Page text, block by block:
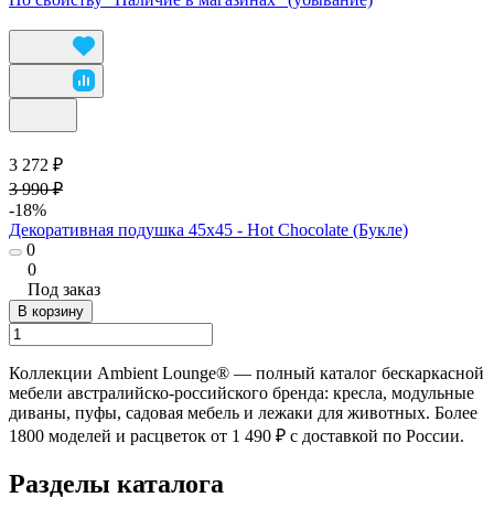
3 272 ₽
3 990 ₽
-18%
Декоративная подушка 45х45 - Hot Chocolate (Букле)
0
0
Под заказ
В корзину
Коллекции Ambient Lounge® — полный каталог бескаркасной
мебели австралийско-российского бренда: кресла, модульные
диваны, пуфы, садовая мебель и лежаки для животных. Более
1800 моделей и расцветок от 1 490 ₽ с доставкой по России.
Разделы каталога